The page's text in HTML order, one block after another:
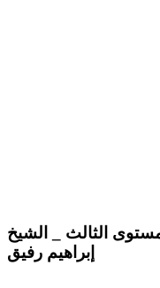
الثالث _ الشيخ
إبراهيم رفيق